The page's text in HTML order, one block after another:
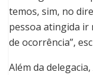
temos, sim, no
pessoa atingida ir
de ocorrência”,
Além da